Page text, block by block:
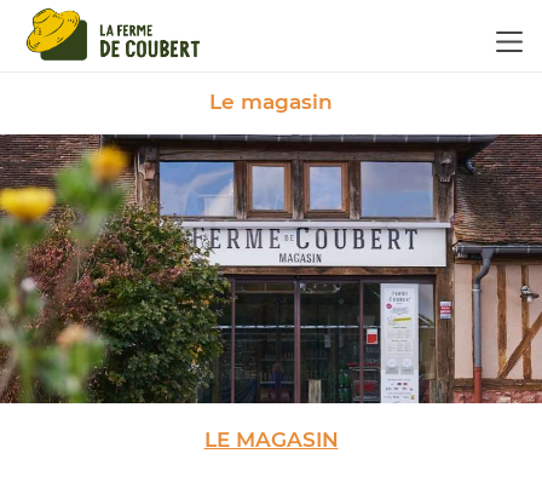
Le magasin
LE MAGASIN
Panneau de gestion des cookies